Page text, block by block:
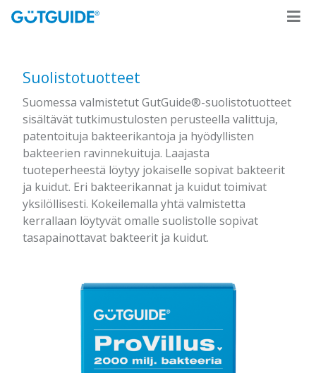
Suolistotuotteet
Suomessa valmistetut GutGuide®-suolistotuotteet
sisältävät tutkimustulosten perusteella valittuja,
patentoituja bakteerikantoja ja hyödyllisten
bakteerien ravinnekuituja. Laajasta
tuoteperheestä löytyy jokaiselle sopivat bakteerit
ja kuidut. Eri bakteerikannat ja kuidut toimivat
yksilöllisesti. Kokeilemalla yhtä valmistetta
kerrallaan löytyvät omalle suolistolle sopivat
tasapainottavat bakteerit ja kuidut.